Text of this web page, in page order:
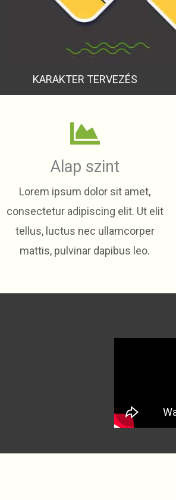
KARAKTER TERVEZÉS
Alap szint
Lorem ipsum dolor sit amet,
consectetur adipiscing elit. Ut elit
tellus, luctus nec ullamcorper
mattis, pulvinar dapibus leo.